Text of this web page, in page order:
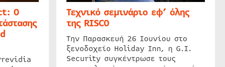
Ο Τεχνικό σεμινάριο εφ’ όλης
της RISCO
Την Παρασκευή 26 Ιουνίου στο
ξενοδοχείο Holiday Inn, η G.I.
Security συγκέντρωσε τους